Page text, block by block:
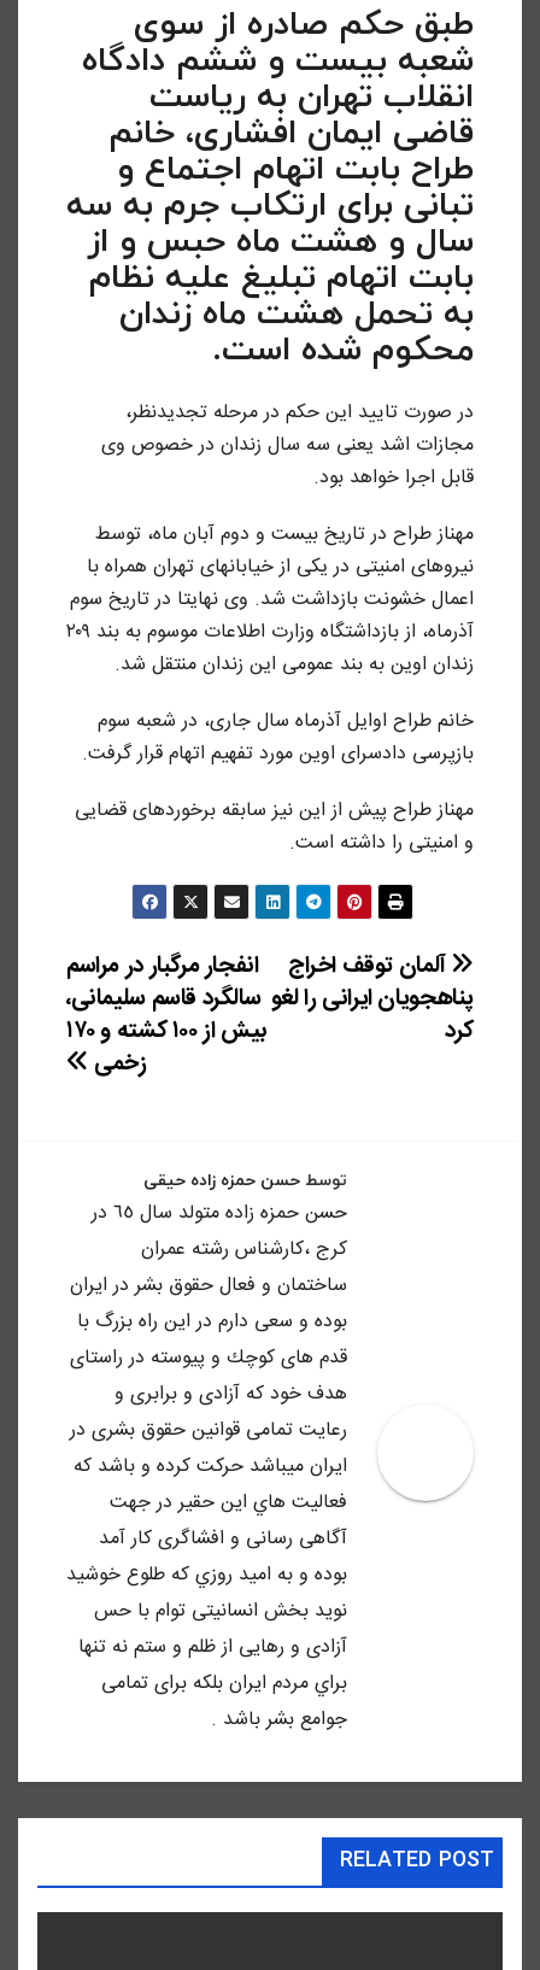
طبق حکم صادره از سوی
شعبه بیست و ششم دادگاه
انقلاب تهران به ریاست
قاضی ایمان افشاری، خانم
طراح بابت اتهام اجتماع و
تبانی برای ارتکاب جرم به سه
سال و هشت ماه حبس و از
بابت اتهام تبلیغ علیه نظام
به تحمل هشت ماه زندان
محکوم شده است.
در صورت تایید این حکم در مرحله تجدیدنظر،
مجازات اشد یعنی سه سال زندان در خصوص وی
قابل اجرا خواهد بود.
مهناز طراح در تاریخ بیست و دوم آبان ماه، توسط
نیروهای امنیتی در یکی از خیابانهای تهران همراه با
اعمال خشونت بازداشت شد. وی نهایتا در تاریخ سوم
آذرماه، از بازداشتگاه وزارت اطلاعات موسوم به بند ۲۰۹
زندان اوین به بند عمومی این زندان منتقل شد.
خانم طراح اوایل آذرماه سال جاری، در شعبه سوم
بازپرسی دادسرای اوین مورد تفهیم اتهام قرار گرفت.
مهناز طراح پیش از این نیز سابقه برخوردهای قضایی
و امنیتی را داشته است.
راهبری
نوشته
انفجار مرگبار در مراسم
سالگرد قاسم سلیمانی،
بیش از ۱۰۰ کشته و ۱۷۰
زخمی
آلمان توقف اخراج
پناهجویان ایرانی را لغو
کرد
توسط حسن حمزه زاده حیقی
حسن حمزه زاده متولد سال ٦٥ در
كرج ،كارشناس رشته عمران
ساختمان و فعال حقوق بشر در ايران
بوده و سعى دارم در اين راه بزرگ با
قدم هاى كوچك و پيوسته در راستاى
هدف خود كه آزادى و برابرى و
رعايت تمامى قوانين حقوق بشرى در
ايران ميباشد حركت كرده و باشد كه
فعاليت هاي اين حقير در جهت
آگاهى رسانى و افشاگرى كار آمد
بوده و به اميد روزي كه طلوع خوشيد
نويد بخش انسانيتى توام با حس
آزادى و رهايى از ظلم و ستم نه تنها
براي مردم ايران بلكه براى تمامى
جوامع بشر باشد .
RELATED POST